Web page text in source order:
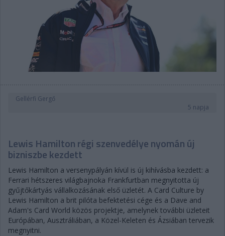
Gellérfi Gergő
5 napja
Lewis Hamilton régi szenvedélye nyomán új
bizniszbe kezdett
Lewis Hamilton a versenypályán kívül is új kihívásba kezdett: a
Ferrari hétszeres világbajnoka Frankfurtban megnyitotta új
gyűjtőkártyás vállalkozásának első üzletét. A Card Culture by
Lewis Hamilton a brit pilóta befektetési cége és a Dave and
Adam's Card World közös projektje, amelynek további üzleteit
Európában, Ausztráliában, a Közel-Keleten és Ázsiában tervezik
megnyitni.